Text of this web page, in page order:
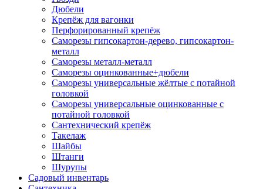
Дюбели
Крепёж для вагонки
Перфорированный крепёж
Саморезы гипсокартон-дерево, гипсокартон-
металл
Саморезы металл-металл
Саморезы оцинкованные+дюбели
Саморезы универсальные жёлтые с потайной
головкой
Саморезы универсальные оцинкованные с
потайной головкой
Сантехнический крепёж
Такелаж
Шайбы
Штанги
Шурупы
Садовый инвентарь